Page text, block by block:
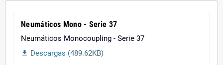
Neumáticos Mono - Serie 37
Neumáticos Monocoupling - Serie 37
file_download Descargas (489.62KB)